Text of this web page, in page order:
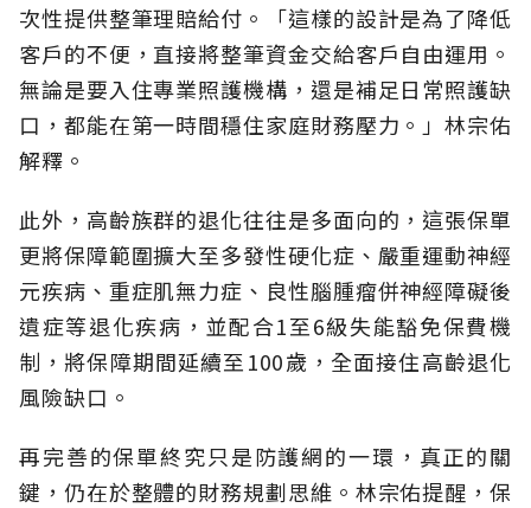
次性提供整筆理賠給付。「這樣的設計是為了降低
客戶的不便，直接將整筆資金交給客戶自由運用。
無論是要入住專業照護機構，還是補足日常照護缺
口，都能在第一時間穩住家庭財務壓力。」林宗佑
解釋。
此外，高齡族群的退化往往是多面向的，這張保單
更將保障範圍擴大至多發性硬化症、嚴重運動神經
元疾病、重症肌無力症、良性腦腫瘤併神經障礙後
遺症等退化疾病，並配合1至6級失能豁免保費機
制，將保障期間延續至100歲，全面接住高齡退化
風險缺口。
再完善的保單終究只是防護網的一環，真正的關
鍵，仍在於整體的財務規劃思維。 林宗佑提醒，保